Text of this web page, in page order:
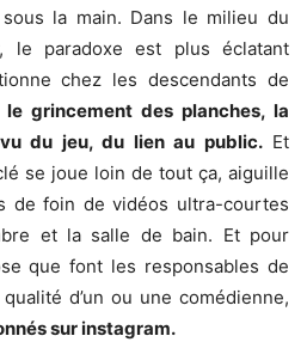
la main. Dans le milieu du
le paradoxe est plus éclatant
chez les descendants de
le grincement des planches, la
du jeu, du lien au public.Et
se joue loin de tout ça, aiguille
de foin de vidéos ultra-courtes
et la salle de bain. Et pour
que font les responsables de
d’un ou une comédienne,
sur instagram.